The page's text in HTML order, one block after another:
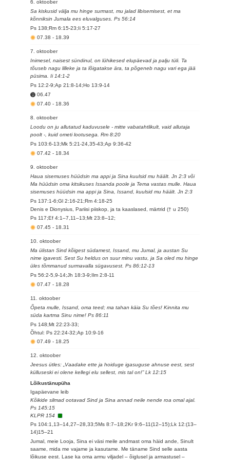
6. oktoober
Sa kiskusid välja mu hinge surmast, mu jalad libisemisest, et ma
kõnniksin Jumala ees eluvalguses. Ps 56:14
Ps 138;Rm 6:15-23;Ii 5:17-27
07.38- 18.39
7. oktoober
Inimesel, naisest sündinul, on lühikesed elupäevad ja palju tüli. Ta
tõuseb nagu lilleke ja ta lõigatakse ära, ta põgeneb nagu vari ega jää
püsima. Ii 14:1-2
Ps 12:2-9;Ap 21:8-14;Ho 13:9-14
06.47
07.40- 18.36
8. oktoober
Loodu on ju allutatud kaduvusele - mitte vabatahtlikult, vaid allutaja
poolt -, kuid ometi lootusega. Rm 8:20
Ps 103:6-13;Mk 5:21-24,35-43;Ap 9:36-42
07.42- 18.34
9. oktoober
Haua sisemuses hüüdsin ma appi ja Sina kuulsid mu häält. Jn 2:3 või
Ma hüüdsin oma kitsikuses Issanda poole ja Tema vastas mulle. Haua
sisemuses hüüdsin ma appi ja Sina, Issand, kuulsid mu häält. Jn 2:3
Ps 137:1-6;Gl 2:16-21;Rm 4:18-25
Denis e Dionysius, Pariisi piiskop, ja ta kaaslased, märtrid († u 250)
Ps 117;Ef 4:1–7,11–13;Mt 23:8–12;
07.45- 18.31
10. oktoober
Ma ülistan Sind kõigest südamest, Issand, mu Jumal, ja austan Su
nime igavesti. Sest Su heldus on suur minu vastu, ja Sa oled mu hinge
üles tõmmanud surmavalla sügavusest. Ps 86:12-13
Ps 56:2-5,9-14;Jh 18:3-9;Ilm 2:8-11
07.47- 18.28
11. oktoober
Õpeta mulle, Issand, oma teed; ma tahan käia Su tões! Kinnita mu
süda kartma Sinu nime! Ps 86:11
Ps 148;Mt 22:23-33;
Õhtul: Ps 22:24-32;Ap 10:9-16
07.49- 18.25
12. oktoober
Jeesus ütles: „Vaadake ette ja hoiduge igasuguse ahnuse eest, sest
külluseski ei olene kellegi elu sellest, mis tal on!” Lk 12:15
Lõikustänupüha
Igapäevane leib
Kõikide silmad ootavad Sind ja Sina annad neile nende roa omal ajal.
Ps 145:15
KLPR 154
Ps 104:1,13–14,27–28,33;5Ms 8:7–18;2Kr 9:6–11(12–15);Lk 12:(13–
14)15–21
Jumal, meie Looja, Sina ei väsi meile andmast oma häid ande, Sinult
saame, mida me vajame ja kasutame. Me täname Sind selle aasta
lõikuse eest. Lase ka oma armu viljadel – õiglusel ja armastusel –